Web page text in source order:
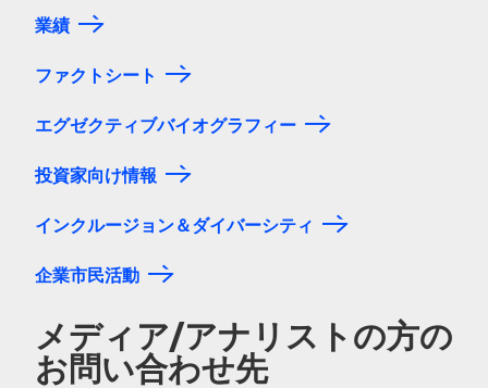
業績
ファクトシート
エグゼクティブバイオグラフィー
投資家向け情報
インクルージョン＆ダイバーシティ
企業市民活動
メディア/アナリストの方の
お問い合わせ先